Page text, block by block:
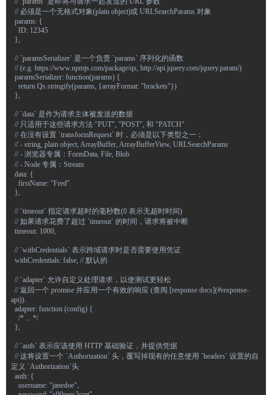
  // 必须是一个无格式对象(plain object)或 URLSearchParams 对象
  params: {
    ID: 12345
  },
  // `paramsSerializer` 是一个负责 `params` 序列化的函数
  // (e.g. https://www.npmjs.com/package/qs, http://api.jquery.com/jquery.param/)
  paramsSerializer: function(params) {
    return Qs.stringify(params, {arrayFormat: "brackets"})
  },
  // `data` 是作为请求主体被发送的数据
  // 只适用于这些请求方法 "PUT", "POST", 和 "PATCH"
  // 在没有设置 `transformRequest` 时，必须是以下类型之一：
  // - string, plain object, ArrayBuffer, ArrayBufferView, URLSearchParams
  // - 浏览器专属：FormData, File, Blob
  // - Node 专属：Stream
  data: {
    firstName: "Fred"
  },
  // `timeout` 指定请求超时的毫秒数(0 表示无超时时间)
  // 如果请求花费了超过 `timeout` 的时间，请求将被中断
  timeout: 1000,
  // `withCredentials` 表示跨域请求时是否需要使用凭证
  withCredentials: false, // 默认的
  // `adapter` 允许自定义处理请求，以使测试更轻松
api)).
  adapter: function (config) {
    /* ... */
  },
  // `auth` 表示应该使用 HTTP 基础验证，并提供凭据
定义 `Authorization`头
  auth: {
    username: "janedoe",